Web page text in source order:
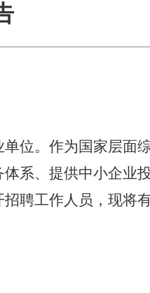
位。作为国家层面
系、提供中小企业
聘工作人员，现将